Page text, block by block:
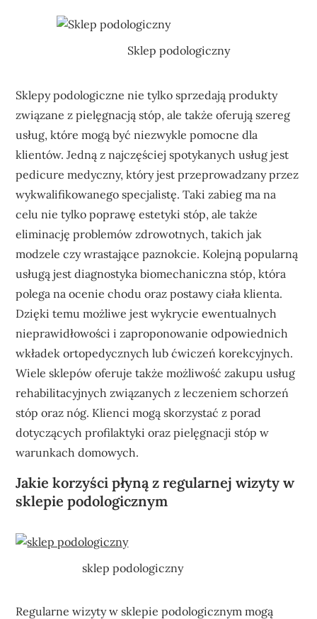
Sklep podologiczny
Sklepy podologiczne nie tylko sprzedają produkty
związane z pielęgnacją stóp, ale także oferują szereg
usług, które mogą być niezwykle pomocne dla
klientów. Jedną z najczęściej spotykanych usług jest
pedicure medyczny, który jest przeprowadzany przez
wykwalifikowanego specjalistę. Taki zabieg ma na
celu nie tylko poprawę estetyki stóp, ale także
eliminację problemów zdrowotnych, takich jak
modzele czy wrastające paznokcie. Kolejną popularną
usługą jest diagnostyka biomechaniczna stóp, która
polega na ocenie chodu oraz postawy ciała klienta.
Dzięki temu możliwe jest wykrycie ewentualnych
nieprawidłowości i zaproponowanie odpowiednich
wkładek ortopedycznych lub ćwiczeń korekcyjnych.
Wiele sklepów oferuje także możliwość zakupu usług
rehabilitacyjnych związanych z leczeniem schorzeń
stóp oraz nóg. Klienci mogą skorzystać z porad
dotyczących profilaktyki oraz pielęgnacji stóp w
warunkach domowych.
Jakie korzyści płyną z regularnej wizyty w
sklepie podologicznym
sklep podologiczny
Regularne wizyty w sklepie podologicznym mogą